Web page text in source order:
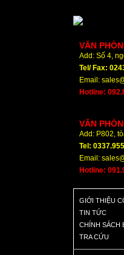
VĂN
Add: Số 4,
Tel/ Fax:
Email:
Hotline:
VĂN
Add: P802,
Tel:
Email:
Hotline:
GIỚI THIỆU
TIN TỨC
CHÍNH SÁCH
TRA CỨU